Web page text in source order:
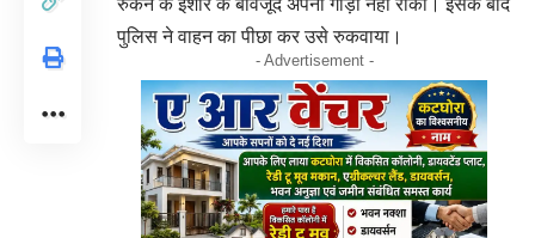
रुकने के इशारे के बावजूद अपनी गाड़ी नहीं रोकी। इसके बाद
पुलिस ने वाहन का पीछा कर उसे रुकवाया।
- Advertisement -